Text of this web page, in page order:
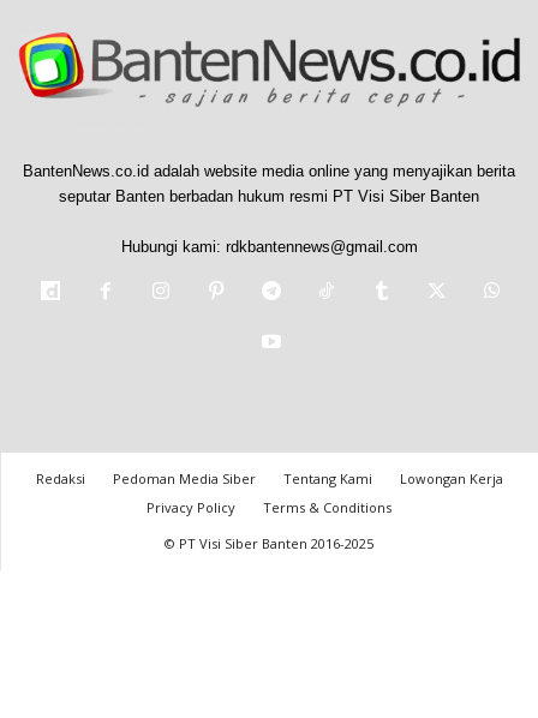
BantenNews.co.id adalah website media online yang menyajikan berita
seputar Banten berbadan hukum resmi PT Visi Siber Banten
Hubungi kami: rdkbantennews@gmail.com
Redaksi Pedoman Media Siber Tentang Kami
Lowongan Kerja
Privacy Policy
Terms & Conditions
© PT Visi Siber Banten 2016-2025